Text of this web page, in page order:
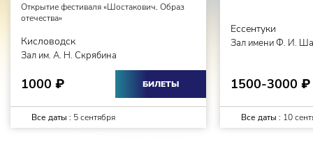
Открытие фестиваля «Шостакович. Образ
отечества»
Кисловодск
Зал им. А. Н. Скрябина
1000 ₽ БИЛЕТЫ
Все даты : 5 сентября
Ессентуки
Зал имени Ф. И.
1500-3000 ₽
Все даты : 10